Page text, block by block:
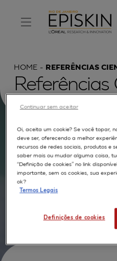
HOME REFERÊNCIAS
Referências
Procurar por :
TEXTO COMPLETO
AUTORES
Oi, aceita um cookie? Se você topar,
deve ser, oferecendo a melhor
recursos de redes sociais, produtos e
saber mais ou mudar alguma coisa,
“Definição de cookies” no link
importante, sem os cookies, sua
ok?
Termos Legais
Definições de cookies
Continuar sem aceitar